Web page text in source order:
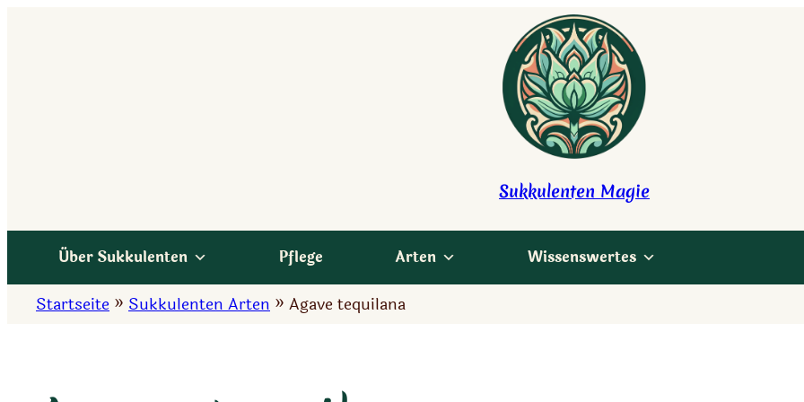
Sukkulenten Magie
Über Sukkulenten Pflege Arten Wissenswertes
Startseite » Sukkulenten Arten » Agave tequilana